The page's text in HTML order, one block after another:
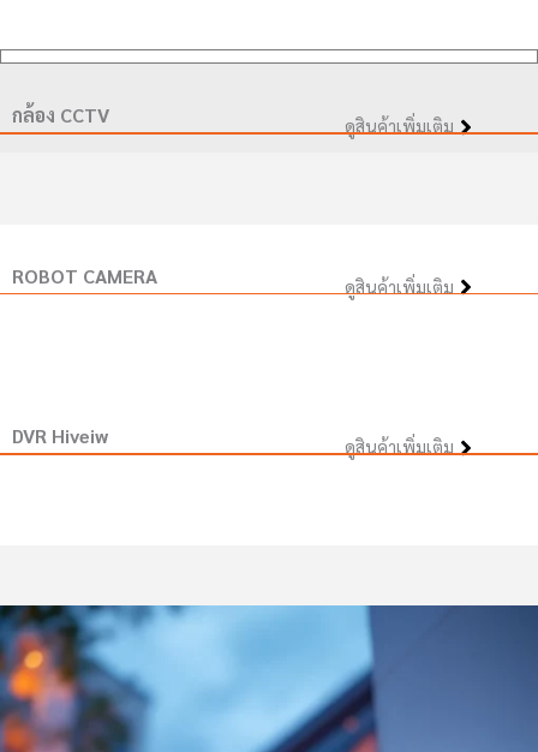
กล้อง CCTV ดูสินค้าเพิ่มเติม
ROBOT CAMERA ดูสินค้าเพิ่มเติม
DVR Hiveiw ดูสินค้าเพิ่มเติม